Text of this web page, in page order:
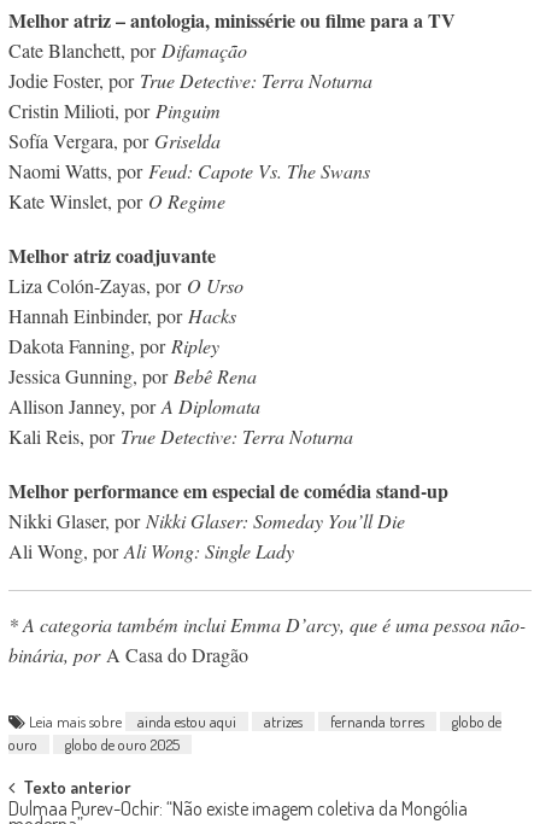
Melhor atriz – antologia, minissérie ou filme para a TV
Cate Blanchett, porDifamação
Jodie Foster, por True Detective: Terra Noturna
Cristin Milioti, porPinguim
Sofía Vergara, porGriselda
Naomi Watts, porFeud: Capote Vs. The Swans
Kate Winslet, por O Regime
Melhor atriz coadjuvante
Liza Colón-Zayas, por O Urso
Hannah Einbinder, porHacks
Dakota Fanning, porRipley
Jessica Gunning, porBebê Rena
Allison Janney, porA Diplomata
Kali Reis, por True Detective: Terra Noturna
Melhor performance em especial de comédia stand-up
Nikki Glaser, porNikki Glaser: Someday You’ll Die
Ali Wong, porAli Wong: Single Lady
* A categoria também inclui Emma D’arcy, que é uma pessoa não-
binária, porA Casa do Dragão
Leia mais sobre ainda estou aqui atrizes fernanda torres
globo de
ouro
globo de ouro 2025
Post
Texto anterior
Dulmaa Purev-Ochir: “Não existe imagem coletiva da Mongólia